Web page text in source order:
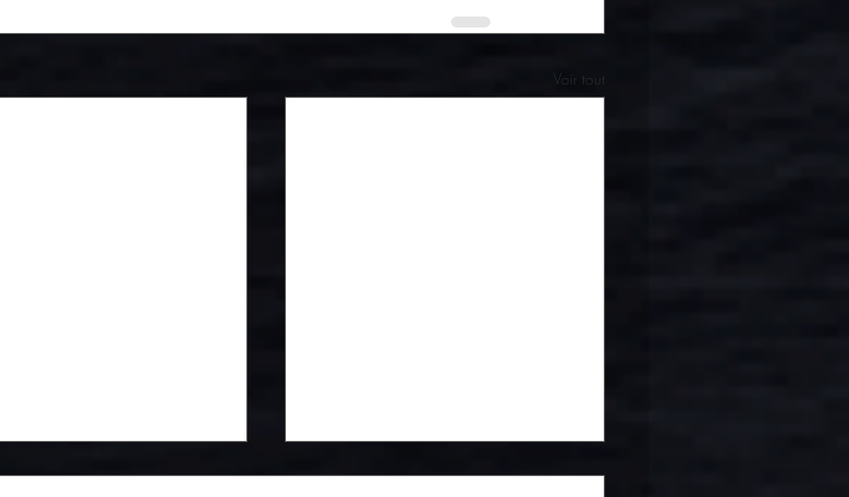
Voir tout